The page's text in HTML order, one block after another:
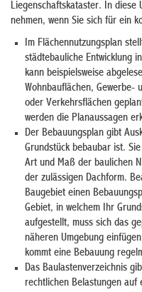
Liegenschaftskataster. In diese
nehmen, wenn Sie sich für ein
Im Flächennutzungsplan
städtebauliche Entwicklung
kann beispielsweise
Wohnbauflächen, Gewerbe-
oder Verkehrsflächen
werden die Planaussagen
Der Bebauungsplan gibt
Grundstück bebaubar ist.
Art und Maß der baulichen
der zulässigen Dachform.
Baugebiet einen
Gebiet, in welchem Ihr
aufgestellt, muss sich das
näheren Umgebung
kommt eine Bebauung
Das Baulastenverzeichnis
rechtlichen Belastungen auf